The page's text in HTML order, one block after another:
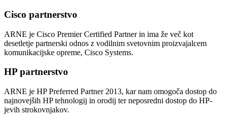
Cisco partnerstvo
ARNE je Cisco Premier Certified Partner in ima že več kot
desetletje partnerski odnos z vodilnim svetovnim proizvajalcem
komunikacijske opreme, Cisco Systems.
HP partnerstvo
ARNE je HP Preferred Partner 2013, kar nam omogoča dostop do
najnovejših HP tehnologij in orodij ter neposredni dostop do HP-
jevih strokovnjakov.